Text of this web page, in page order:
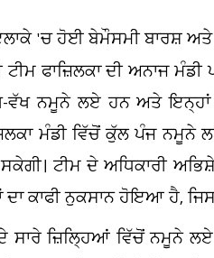
'ਚ ਹੋਈ ਬੇਮੌਸਮੀ ਬਾਰਸ਼
ਫਾਜ਼ਿਲਕਾ ਦੀ ਅਨਾਜ
ਨਮੂਨੇ ਲਏ ਹਨ ਅਤੇ ਇਨ੍ਹਾਂ
ਮੰਡੀ ਵਿੱਚੋਂ ਕੁੱਲ ਪੰਜ
ਟੀਮ ਦੇ ਅਧਿਕਾਰੀ
ਦਾ ਕਾਫੀ ਨੁਕਸਾਨ ਹੋਇਆ ਹੈ,
ਸਾਰੇ ਜ਼ਿਲ੍ਹਿਆਂ ਵਿੱਚੋਂ ਨਮੂਨੇ